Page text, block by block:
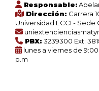
Responsable:
Dirección: Carrera
Universidad ECCI - Sede
PBX: 3239300 Ext:
lunes a viernes de
p.m